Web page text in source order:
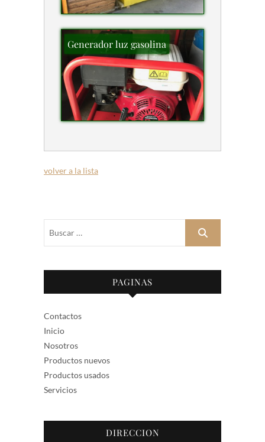
Generador luz gasolina
volver a la lista
Buscar
PAGINAS
Contactos
Inicio
Nosotros
Productos nuevos
Productos usados
Servicios
DIRECCION